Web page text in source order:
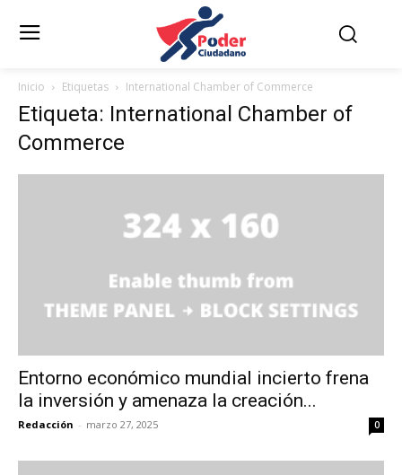
Inicio Etiquetas International Chamber of Commerce
Etiqueta: International Chamber of
Commerce
Entorno económico mundial incierto frena
la inversión y amenaza la creación...
Redacción - marzo 27, 2025 0